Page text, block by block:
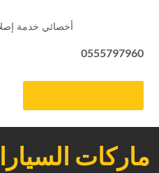
‏أخصائي خدمة
0555797960
ماركات